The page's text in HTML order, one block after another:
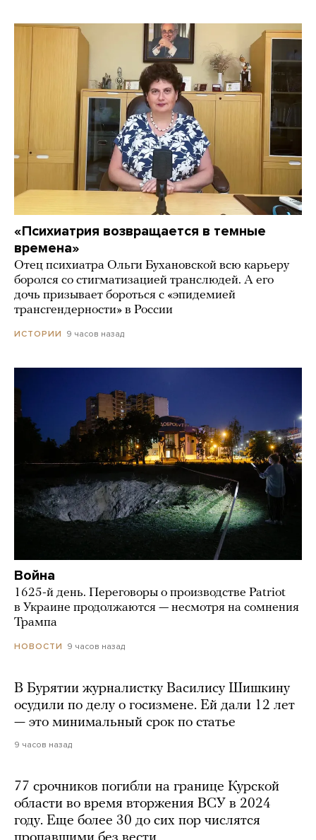
«Психиатрия возвращается в темные
времена»
Отец психиатра Ольги Бухановской всю карьеру
боролся со стигматизацией транслюдей. А его
дочь призывает бороться с «эпидемией
трансгендерности» в России
ИСТОРИИ 9 часов назад
Война
1625-й день. Переговоры о производстве Patriot
в Украине продолжаются — несмотря на сомнения
Трампа
НОВОСТИ 9 часов назад
В Бурятии журналистку Василису Шишкину
осудили по делу о госизмене. Ей дали 12 лет
— это минимальный срок по статье
9 часов назад
77 срочников погибли на границе Курской
области во время вторжения ВСУ в 2024
году. Еще более 30 до сих пор числятся